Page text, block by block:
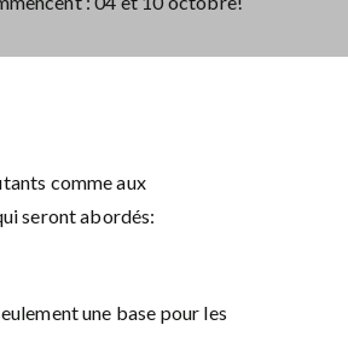
comme aux
seront abordés:
une base pour les